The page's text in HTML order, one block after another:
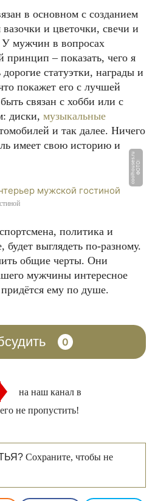
в основном с созданием
и цветочки, свечи и
У мужчин в вопросах
принцип – показать, чего я
статуэтки, награды и
покажет его с лучшей
связан с хобби или с
диски, музыкальные
и так далее. Ничего
имеет свою историю и
Ф
О
Т
О:
c
o
ol
h
o
u
s
e
s.
r
u
политика и
выглядеть по-разному.
общие черты. Они
мужчины интересное
ему по душе.
0
на наш канал в
не пропустить!
Сохраните, чтобы не